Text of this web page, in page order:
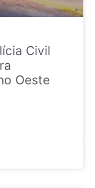
Civil
Oeste